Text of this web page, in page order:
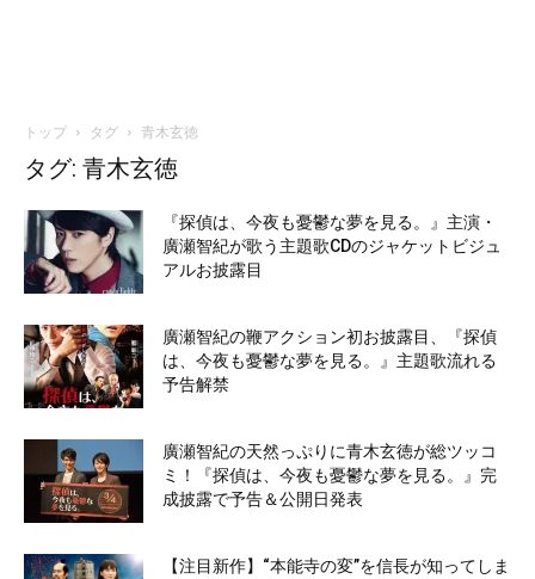
トップ タグ 青木玄徳
タグ: 青木玄徳
『探偵は、今夜も憂鬱な夢を見る。』主演・
廣瀬智紀が歌う主題歌CDのジャケットビジュ
アルお披露目
廣瀬智紀の鞭アクション初お披露目、『探偵
は、今夜も憂鬱な夢を見る。』主題歌流れる
予告解禁
廣瀬智紀の天然っぷりに青木玄徳が総ツッコ
ミ！『探偵は、今夜も憂鬱な夢を見る。』完
成披露で予告＆公開日発表
【注目新作】“本能寺の変”を信長が知ってしま